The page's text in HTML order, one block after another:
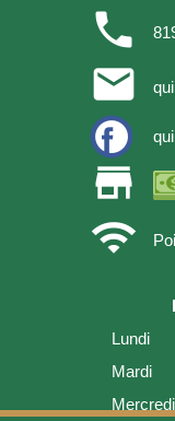
phone
email
store
wifi
Lundi
Mardi
Mercredi